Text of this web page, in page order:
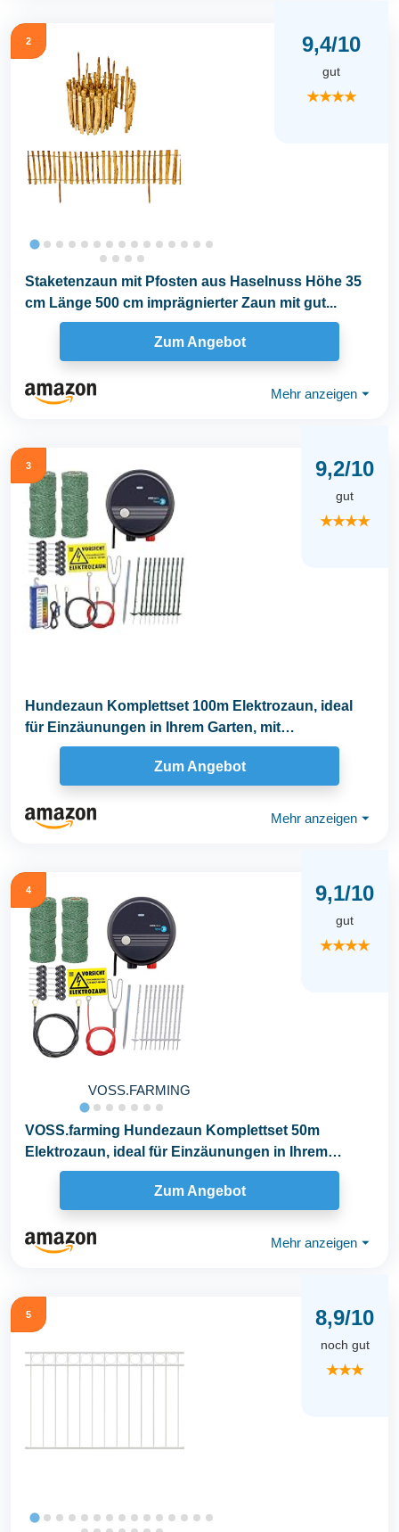
2 9,4/10
gut
★★★★
Staketenzaun mit Pfosten aus Haselnuss Höhe 35
cm Länge 500 cm imprägnierter Zaun mit gut...
Zum Angebot
Mehr anzeigen ⏷
3 9,2/10
gut
★★★★
Hundezaun Komplettset 100m Elektrozaun, ideal
für Einzäunungen in Ihrem Garten, mit
umfangreichem...
Zum Angebot
Mehr anzeigen ⏷
4
VOSS.FARMING
9,1/10
gut
★★★★
VOSS.farming Hundezaun Komplettset 50m
Elektrozaun, ideal für Einzäunungen in Ihrem
Garten, mit...
Zum Angebot
Mehr anzeigen ⏷
5 8,9/10
noch gut
★★★